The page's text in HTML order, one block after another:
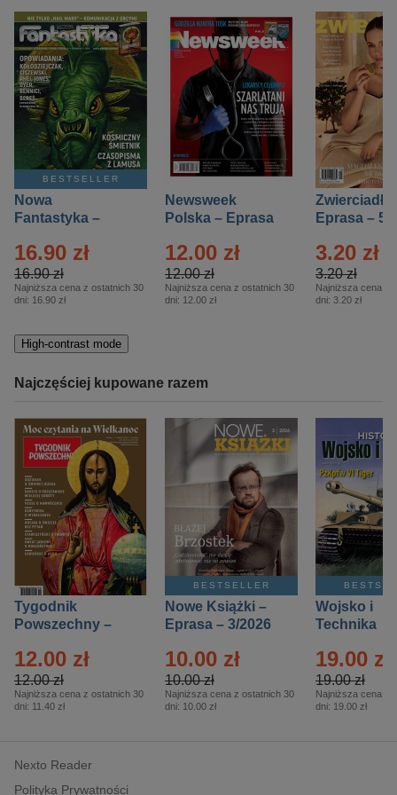
BESTSELLER
Nowa
Fantastyka –
16.90 zł
16.90 zł
Najniższa cena z ostatnich 30
dni: 16.90 zł
Newsweek
Polska – Eprasa
12.00 zł
12.00 zł
Najniższa cena z ostatnich 30
dni: 12.00 zł
Zwierciadło
Eprasa – 5/
3.20 zł
3.20 zł
Najniższa cena z
dni: 3.20 zł
High-contrast mode
Najczęściej kupowane razem
Tygodnik
Powszechny –
12.00 zł
12.00 zł
Najniższa cena z ostatnich 30
dni: 11.40 zł
BESTSELLER
Nowe Książki –
Eprasa – 3/2026
10.00 zł
10.00 zł
Najniższa cena z ostatnich 30
dni: 10.00 zł
Wojsko i
Technika
– 2/2026
19.00 zł
19.00 zł
Najniższa cena z
dni: 19.00 zł
Nexto Reader
Polityka Prywatności